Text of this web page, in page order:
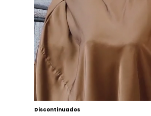
Discontinuados